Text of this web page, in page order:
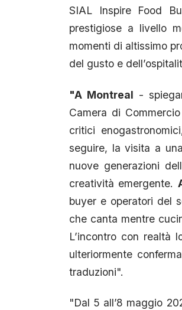
SIAL Inspire Food
prestigiose a livello
momenti di altissimo
del gusto e
"A Montreal -
Camera di
critici
seguire, la visita a
nuove generazioni
creatività emergente.
buyer e operatori del
che canta mentre
L’incontro con realtà
ulteriormente
traduzioni".
"Dal 5 all’8 maggio